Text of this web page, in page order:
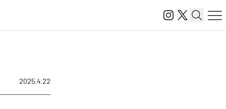
2025.4.22